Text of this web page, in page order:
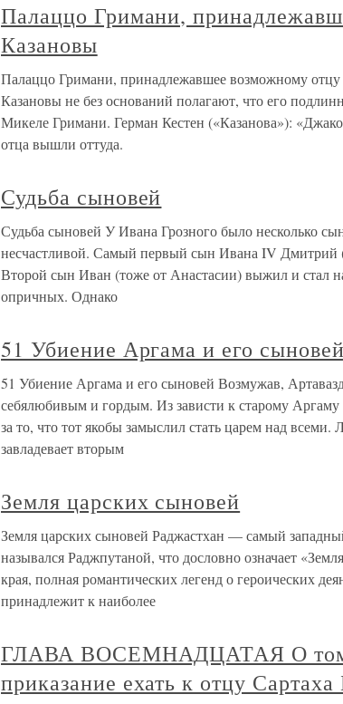
Палаццо Гримани,
Казановы
Палаццо Гримани, принадлежавшее возможному
Казановы не без оснований полагают, что его
Микеле Гримани. Герман Кестен («Казанова»):
отца вышли оттуда.
Судьба сыновей
Судьба сыновей У Ивана Грозного было несколько
несчастливой. Самый первый сын Ивана IV Дмитрий
Второй сын Иван (тоже от Анастасии) выжил и стал
опричных. Однако
51 Убиение Аргама и его сыновей
51 Убиение Аргама и его сыновей Возмужав,
себялюбивым и гордым. Из зависти к старому Аргаму
за то, что тот якобы замыслил стать царем над
завладевает вторым
Земля царских сыновей
Земля царских сыновей Раджастхан — самый
назывался Раджпутаной, что дословно означает
края, полная романтических легенд о героических
принадлежит к наиболее
ГЛАВА ВОСЕМНАДЦАТАЯ О
приказание ехать к отцу Сартаха